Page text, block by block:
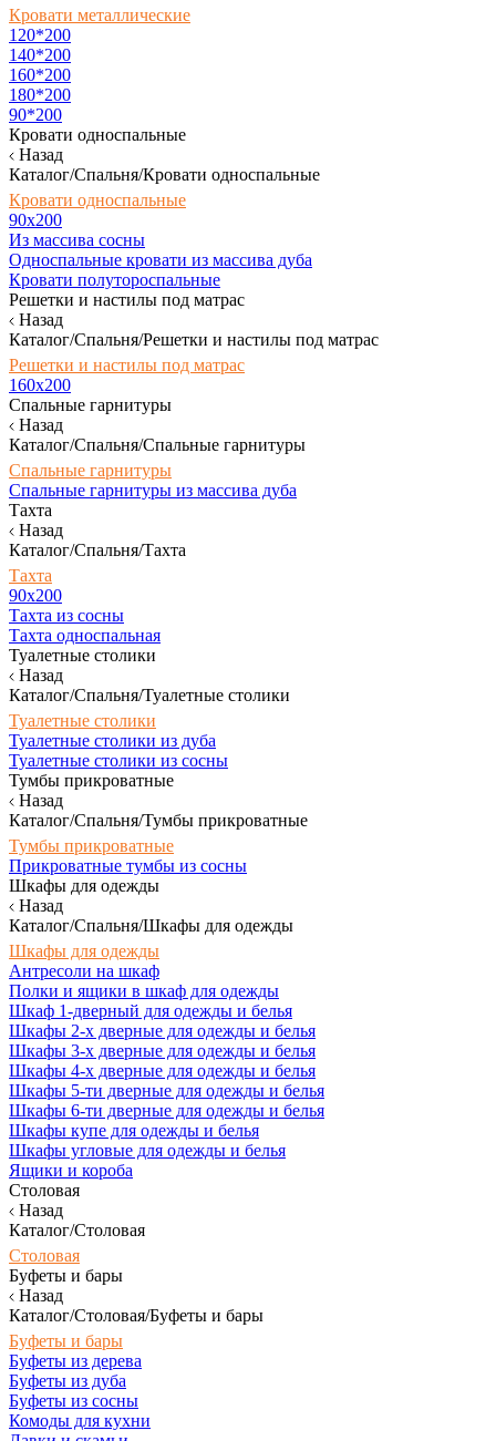
Кровати металлические
120*200
140*200
160*200
180*200
90*200
Кровати односпальные
Назад
Каталог/Спальня/Кровати односпальные
Кровати односпальные
90х200
Из массива сосны
Односпальные кровати из массива дуба
Кровати полутороспальные
Решетки и настилы под матрас
Назад
Каталог/Спальня/Решетки и настилы под матрас
Решетки и настилы под матрас
160х200
Спальные гарнитуры
Назад
Каталог/Спальня/Спальные гарнитуры
Спальные гарнитуры
Спальные гарнитуры из массива дуба
Тахта
Назад
Каталог/Спальня/Тахта
Тахта
90х200
Тахта из сосны
Тахта односпальная
Туалетные столики
Назад
Каталог/Спальня/Туалетные столики
Туалетные столики
Туалетные столики из дуба
Туалетные столики из сосны
Тумбы прикроватные
Назад
Каталог/Спальня/Тумбы прикроватные
Тумбы прикроватные
Прикроватные тумбы из сосны
Шкафы для одежды
Назад
Каталог/Спальня/Шкафы для одежды
Шкафы для одежды
Антресоли на шкаф
Полки и ящики в шкаф для одежды
Шкаф 1-дверный для одежды и белья
Шкафы 2-х дверные для одежды и белья
Шкафы 3-х дверные для одежды и белья
Шкафы 4-х дверные для одежды и белья
Шкафы 5-ти дверные для одежды и белья
Шкафы 6-ти дверные для одежды и белья
Шкафы купе для одежды и белья
Шкафы угловые для одежды и белья
Ящики и короба
Столовая
Назад
Каталог/Столовая
Столовая
Буфеты и бары
Назад
Каталог/Столовая/Буфеты и бары
Буфеты и бары
Буфеты из дерева
Буфеты из дуба
Буфеты из сосны
Комоды для кухни